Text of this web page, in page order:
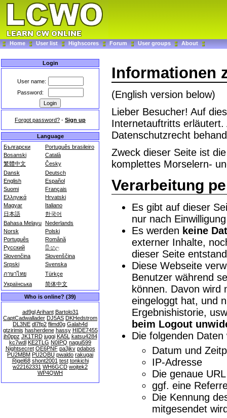
Home User list Highscores Forum User groups About
Login
User name:
Password:
Forgot password? - Sign up
Language
Български
Português brasileiro
Bosanski
Català
繁體中文
Česky
Dansk
Deutsch
English
Español
Suomi
Français
Ελληνικά
Hrvatski
Magyar
Italiano
日本語
한국어
Bahasa Melayu Nederlands
Norsk
Polski
Português
Română
Русский
සිංහල
Slovenčina
Slovenščina
Srpski
Svenska
ภาษาไทย
Türkçe
Українська
简体中文
Who is online? (39)
ad9gl Arihant Bartolo31
CaptCadwallader DJ5AS DKHedstrom
DL3NE dl7fp2 flimd0g Galah4d
gtzirimis hasherdene hassy HIDE7455
jh0ppz JK1TRD juggi KA5L katsu4284
kc7wdl KE2TLG N0IPQ nagui599
Nightsecret OE6PNF pa3jkv pdabos
PU2MBM PU2OBU pwaldo rakugai
Rigel68 shont2001 test tonkichi
w22162331 WH6GCD wojtek2
WP4QWH
Informationen
(English version below)
Lieber Besucher! Auf
Internetauftritts
Datenschutzrecht
Zweck dieser Seite ist
komplettes Morselern-
Verarbeitung
Es gibt auf dieser
nur nach
Es werden keine
externer Inhalte,
dieser Seite
Diese Webseite
Benutzer während
können. Davon wird
eingeloggt hat, und
Ergebnishistorie,
beim Logout
Die folgenden
Datum und
IP-Adresse
Die genaue
ggf. eine
Die Kennung
mitgesendet